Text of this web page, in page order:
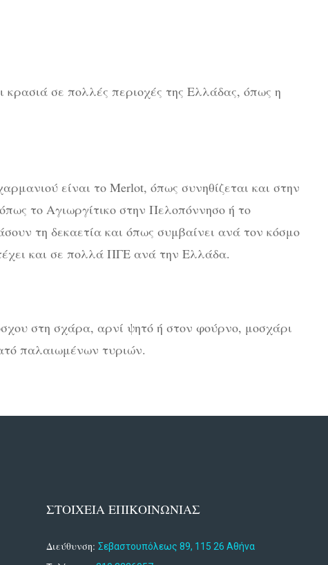
σε πολλές περιοχές της Ελλάδας, όπως η
είναι το Merlot, όπως συνηθίζεται και στην
το Αγιωργίτικο στην Πελοπόννησο ή το
τη δεκαετία και όπως συμβαίνει ανά τον κόσμο
και σε πολλά ΠΓΕ ανά την Ελλάδα.
στη σχάρα, αρνί ψητό ή στον φούρνο, μοσχάρι
παλαιωμένων τυριών.
ΣΤΟΙΧΕΙΑ ΕΠΙΚΟΙΝΩΝΙΑΣ
Διεύθυνση: Σεβαστουπόλεως 89, 115 26 Αθήνα